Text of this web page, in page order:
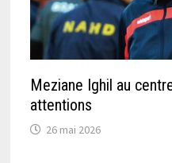
Meziane Ighil au
attentions
26 mai 2026